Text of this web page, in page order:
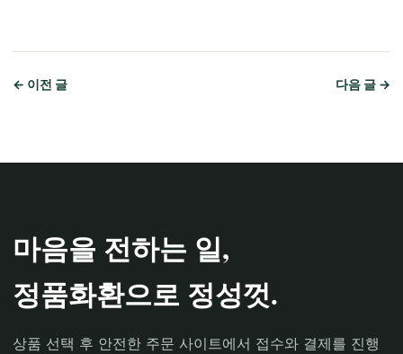
← 이전 글 다음 글 →
마음을 전하는 일,
정품화환으로 정성껏.
상품 선택 후 안전한 주문 사이트에서 접수와 결제를 진행